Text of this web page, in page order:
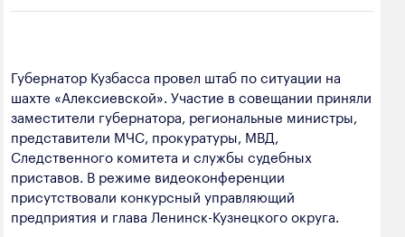
Электроэнергетика
Промышленность строительных материалов
Добыча общераспространенных
полезных ископаемых
Лёгкая промышленность
Лесная промышленность
dprom@ako.ru
Создание сайта — Мэйк
Губернатор Кузбасса провел штаб по ситуации на
шахте «Алексиевской». Участие в совещании приняли
заместители губернатора, региональные министры,
представители МЧС, прокуратуры, МВД,
Следственного комитета и службы судебных
приставов. В режиме видеоконференции
присутствовали конкурсный управляющий
предприятия и глава Ленинск-Кузнецкого округа.